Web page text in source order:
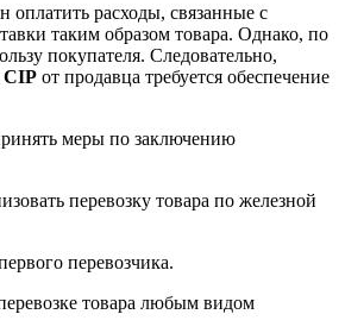
оплатить расходы, связанные с
таким образом товара. Однако, по
покупателя. Следовательно,
CIP от продавца требуется обеспечение
меры по заключению
перевозку товара по железной
перевозчика.
товара любым видом